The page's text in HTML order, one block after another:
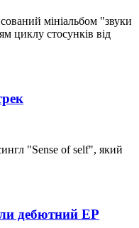
мініальбом "звуки
циклу стосунків від
"Sense of self", який
дебютний EP